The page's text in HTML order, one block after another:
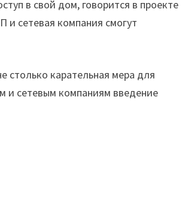
в свой дом, говорится в проекте
и сетевая компания смогут
столько карательная мера для
и сетевым компаниям введение